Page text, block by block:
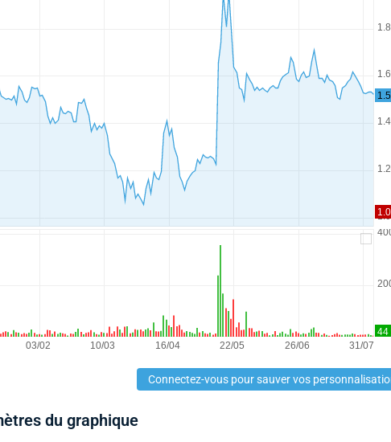
Connectez-vous pour sauver vos
du graphique